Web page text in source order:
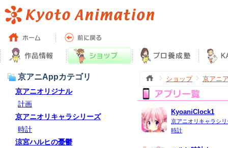
京アニAppカテゴリ
京アニオリジナル
計画
京アニオリキャラシリーズ
時計
涼宮ハルヒの憂鬱
ショップ 京アニ
KyoaniClock1
京アニオリキャラシリ
時計